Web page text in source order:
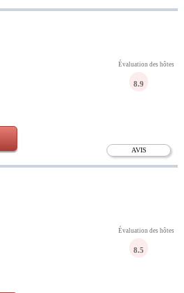
AVIS
Évaluation des hôtes
8.9
Évaluation des hôtes
8.5